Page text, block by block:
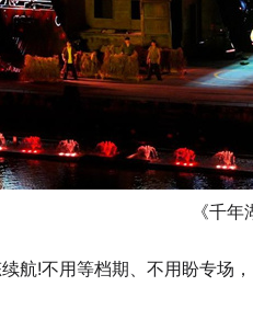
《千
航!不用等档期、不用盼专场